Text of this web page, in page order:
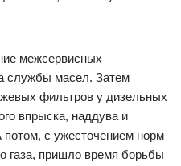
межсервисных
службы масел. Затем
фильтров у дизельных
впрыска, наддува и
потом, с ужесточением норм
газа, пришло время борьбы